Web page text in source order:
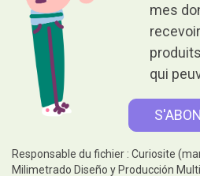
mes
qui
Responsable du fichier : Curiosite
Milimetrado Diseño y Producción